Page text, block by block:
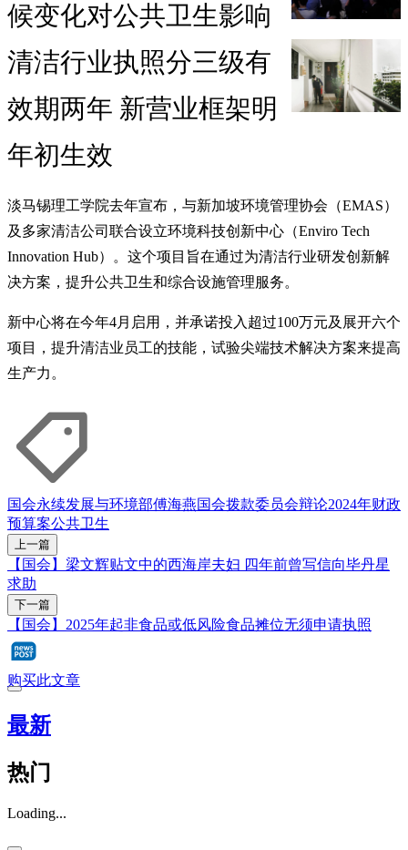
候变化对公共卫生影响
清洁行业执照分三级有
效期两年 新营业框架明
年初生效
淡马锡理工学院去年宣布，与新加坡环境管理协会（EMAS）
及多家清洁公司联合设立环境科技创新中心（Enviro Tech
Innovation Hub）。这个项目旨在通过为清洁行业研发创新解
决方案，提升公共卫生和综合设施管理服务。
新中心将在今年4月启用，并承诺投入超过100万元及展开六个
项目，提升清洁业员工的技能，试验尖端技术解决方案来提高
生产力。
国会永续发展与环境部傅海燕国会拨款委员会辩论2024年财政
预算案公共卫生
上一篇
【国会】梁文辉贴文中的西海岸夫妇 四年前曾写信向毕丹星
求助
下一篇
【国会】2025年起非食品或低风险食品摊位无须申请执照
购买此文章
最新
热门
Loading...